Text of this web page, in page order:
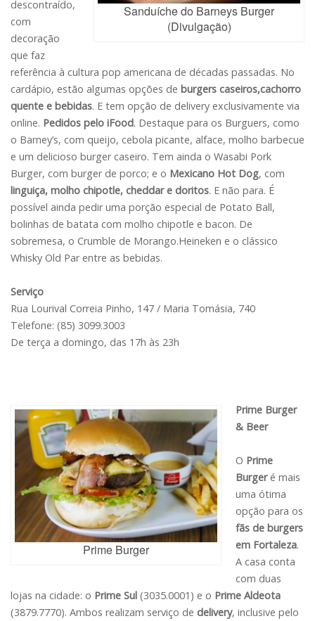
Sanduíche do Barneys Burger
(Divulgação)
descontraído,
com
decoração
que faz
referência à cultura pop americana de décadas passadas. No
cardápio, estão algumas opções de burgers caseiros,cachorro
quente e bebidas. E tem opção de delivery exclusivamente via
online. Pedidos pelo iFood. Destaque para os Burguers, como
o Barney’s, com queijo, cebola picante, alface, molho barbecue
e um delicioso burger caseiro. Tem ainda o Wasabi Pork
Burger, com burger de porco; e o Mexicano Hot Dog, com
linguiça, molho chipotle, cheddar e doritos. E não para. É
possível ainda pedir uma porção especial de Potato Ball,
bolinhas de batata com molho chipotle e bacon. De
sobremesa, o Crumble de Morango.Heineken e o clássico
Whisky Old Par entre as bebidas.
Serviço
Rua Lourival Correia Pinho, 147 / Maria Tomásia, 740
Telefone: (85) 3099.3003
De terça a domingo, das 17h às 23h
Prime Burger
Prime Burger
& Beer
O Prime
Burgeré mais
uma ótima
opção para os
fãs de burgers
em Fortaleza.
A casa conta
com duas
lojas na cidade: o Prime Sul (3035.0001) e o Prime Aldeota
(3879.7770). Ambos realizam serviço de delivery, inclusive pelo